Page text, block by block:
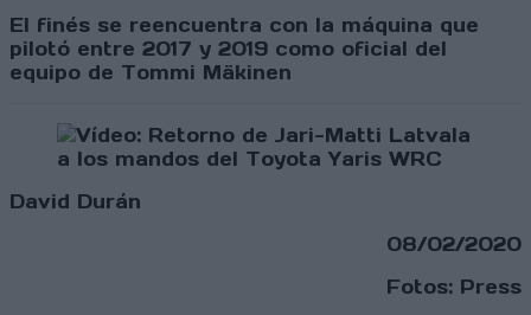
El finés se reencuentra con la máquina que
pilotó entre 2017 y 2019 como oficial del
equipo de Tommi Mäkinen
David Durán
08/02/2020
Fotos: Press